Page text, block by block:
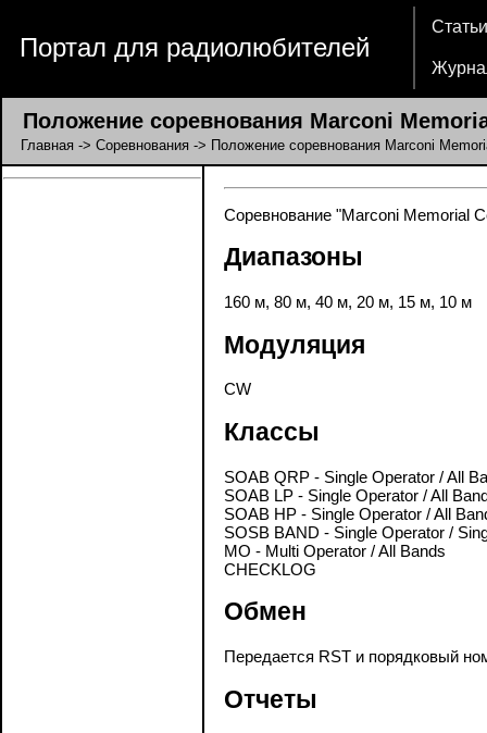
Портал для радиолюбителей
Статьи
Положение соревнования Marconi
Главная -> Соревнования -> Положение соревнования Marconi
Соревнование "Marconi Memorial
Диапазоны
160 м, 80 м, 40 м, 20 м, 15 м, 10 м
Модуляция
CW
Классы
SOAB QRP - Single Operator / All
SOAB LP - Single Operator / All
SOAB HP - Single Operator / All
SOSB BAND - Single Operator /
MO - Multi Operator / All Bands
CHECKLOG
Обмен
Передается RST и порядковый
Отчеты